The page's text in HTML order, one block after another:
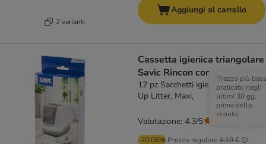
2 varianti
Aggiungi al carrello
Cassetta igienica triangolare
Savic Rincon con bordo
12 pz Sacchetti igienici Savic Bag it
Up Litter, Maxi,
-20.06% Prezzo regolare3,19 €
Prezzo più
praticato negli
ultimi 30 gg,
prima dello
sconto.
Valutazione: 4.3/5